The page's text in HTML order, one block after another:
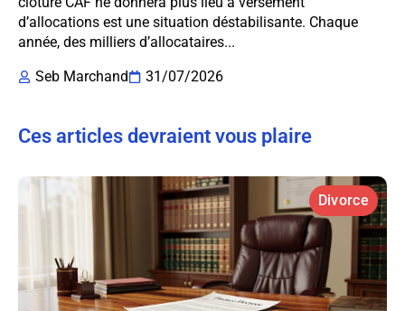
d’allocations est une situation déstabilisante. Chaque
année, des milliers d’allocataires...
Seb Marchand
31/07/2026
Ces articles devraient vous plaire
Divorce